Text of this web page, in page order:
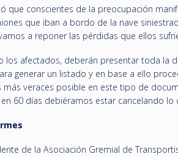
que conscientes de la preocupación
que iban a bordo de la nave
a reponer las pérdidas que ellos
los afectados, deberán presentar toda la
generar un listado y en base a ello
veraces posible en este tipo de
60 días debiéramos estar cancelando lo
de la Asociación Gremial de